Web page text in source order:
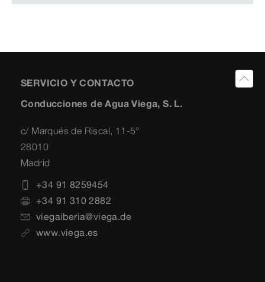
SERVICIO Y CONTACTO
Conducciones de Agua Viega, S. L.
c/ Marqués de Riscal, 11-5°
28010
Madrid
+34 91 8259454
+34 91 310 2882
viegaiberia@viega.de
www.viega.es